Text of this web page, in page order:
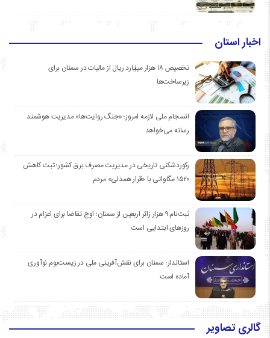
اخبار استان
تخصیص ۱۸ هزار میلیارد ریال از مالیات در سمنان برای
زیرساخت‌ها
انسجام ملی لازمه امروز؛ «جنگ روایت‌ها» مدیریت هوشمند
رسانه می‌خواهد
رکوردشکنی تاریخی در مدیریت مصرف برق کشور؛ ثبت کاهش
۱۵۲۰ مگاواتی با «قرار همدلی» مردم
ثبت‌نام ۹ هزار زائر اربعین از سمنان؛ اوج تقاضا برای اعزام در
روزهای ابتدایی است
استاندار: سمنان برای نقش‌آفرینی ملی در زیست‌بوم نوآوری
آماده است
گالری تصاویر